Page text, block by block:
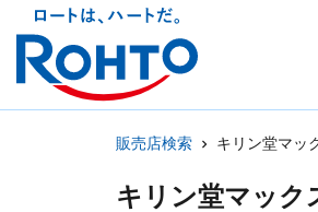
販売店検索 キリン堂マッ
キリン堂マック